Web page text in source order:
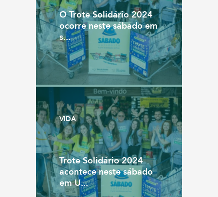
O Trote Solidário 2024
ocorre neste sábado em
s...
VIDA
Trote Solidário 2024
acontece neste sábado
em U...